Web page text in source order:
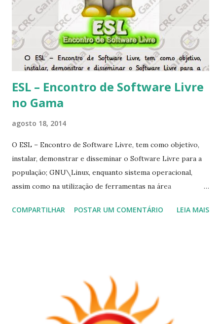
ESL – Encontro de Software Livre
no Gama
agosto 18, 2014
O ESL – Encontro de Software Livre, tem como objetivo,
instalar, demonstrar e disseminar o Software Livre para a
população; GNU\Linux, enquanto sistema operacional,
assim como na utilização de ferramentas na área
palestras, minicursos, oficinas, instalação, sendo o evento
(Próximo a Paroquia São Sebastião). Inscrição: Gratuita
COMPARTILHAR POSTAR UM COMENTÁRIO LEIA MAIS